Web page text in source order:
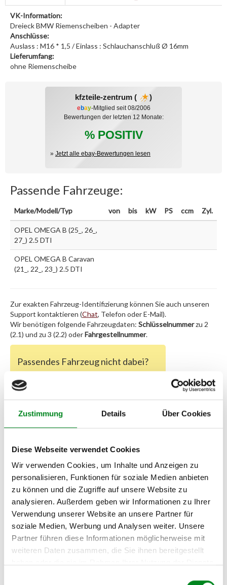
Zustimmung Details Über Cookies
Diese Webseite verwendet Cookies
Wir verwenden Cookies, um Inhalte und Anzeigen zu
personalisieren, Funktionen für soziale Medien anbieten
zu können und die Zugriffe auf unsere Website zu
analysieren. Außerdem geben wir Informationen zu Ihrer
Verwendung unserer Website an unsere Partner für
soziale Medien, Werbung und Analysen weiter. Unsere
Partner führen diese Informationen möglicherweise mit
weiteren Daten zusammen, die Sie ihnen bereitgestellt
VK-Information:
Dreieck BMW Riemenscheiben - Adapter
Anschlüsse:
Auslass : M16 * 1,5 / Einlass : Schlauchanschluß Ø 16mm
Lieferumfang:
ohne Riemenscheibe
kfzteile-zentrum ( )
ebay-Mitglied seit 08/2006
Bewertungen der letzten 12 Monate:
% POSITIV
» Jetzt alle ebay-Bewertungen lesen
Passende Fahrzeuge:
Marke/Modell/Typ von bis kW PS ccm Zyl.
OPEL OMEGA B (25_, 26_,
27_) 2.5 DTI
OPEL OMEGA B Caravan
(21_, 22_, 23_) 2.5 DTI
Zur exakten Fahrzeug-Identifizierung können Sie auch unseren
Support kontaktieren (Chat, Telefon oder E-Mail).
Wir benötigen folgende Fahrzeugdaten: Schlüsselnummerzu 2
(2.1) und zu 3 (2.2) oderFahrgestellnummer.
Passendes Fahrzeug nicht dabei?
Fahrzeug-Suche für AT-Servopumpen
Oder einfachim Chatnachfragen.
Hersteller/EU Verantwortliche
Unternehmensname:
TMC Turbolader Manufaktur Coesfeld
Adresse:
Am Wasserturm 55, Coesfeld, NRW, 48653, DE
E-Mail:
info@tmc-turbo.de
Telefon: